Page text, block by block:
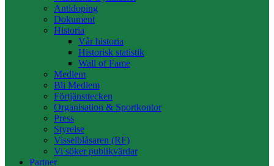
Antidoping
Dokument
Historia
Vår historia
Historisk statistik
Wall of Fame
Medlem
Bli Medlem
Förtjänsttecken
Organisation & Sportkontor
Press
Styrelse
Visselblåsaren (RF)
Vi söker publikvärdar
Partner